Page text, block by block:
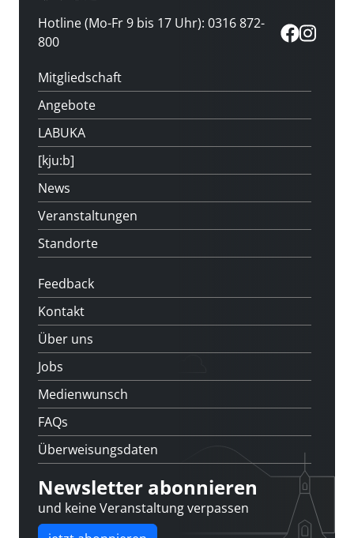
Hotline (Mo-Fr 9 bis 17 Uhr): 0316 872-
800
Mitgliedschaft
Angebote
LABUKA
[kju:b]
News
Veranstaltungen
Standorte
Feedback
Kontakt
Über uns
Jobs
Medienwunsch
FAQs
Überweisungsdaten
Newsletter abonnieren
und keine Veranstaltung verpassen